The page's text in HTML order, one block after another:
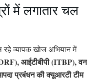
में लगातार चल
व्यापक खोज अभियान में
आईटीबीपी (ITBP), वन
प्रबंधन की क्यूआरटी टीम